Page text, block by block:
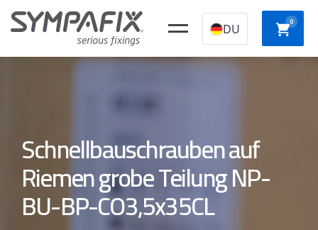
DU 0
IsolierungsdornenGASSTAHL-/BETONNÄGEL
Schnellbauschrauben auf
Riemen grobe Teilung NP-
BU-BP-CO3,5x35CL